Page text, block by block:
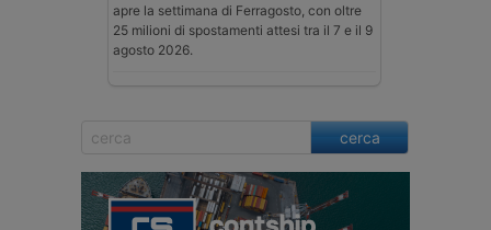
apre la settimana di Ferragosto, con oltre
25 milioni di spostamenti attesi tra il 7 e il 9
agosto 2026.
cerca